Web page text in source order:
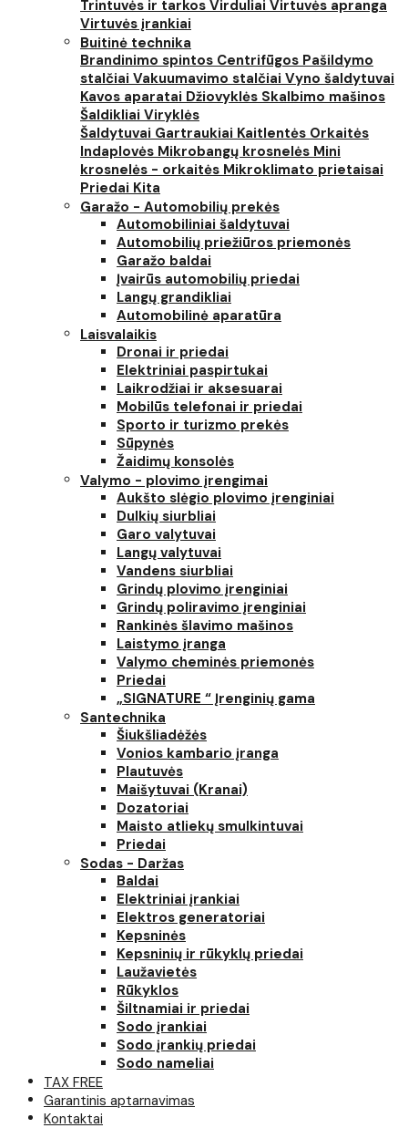
Trintuvės ir tarkos Virduliai Virtuvės apranga
Virtuvės įrankiai
Buitinė technika
Brandinimo spintos Centrifūgos Pašildymo
stalčiai Vakuumavimo stalčiai Vyno šaldytuvai
Kavos aparatai Džiovyklės Skalbimo mašinos
Šaldikliai Viryklės
Šaldytuvai Gartraukiai Kaitlentės Orkaitės
Indaplovės Mikrobangų krosnelės Mini
krosnelės - orkaitės Mikroklimato prietaisai
Priedai Kita
Garažo - Automobilių prekės
Automobiliniai šaldytuvai
Automobilių priežiūros priemonės
Garažo baldai
Įvairūs automobilių priedai
Langų grandikliai
Automobilinė aparatūra
Laisvalaikis
Dronai ir priedai
Elektriniai paspirtukai
Laikrodžiai ir aksesuarai
Mobilūs telefonai ir priedai
Sporto ir turizmo prekės
Sūpynės
Žaidimų konsolės
Valymo - plovimo įrengimai
Aukšto slėgio plovimo įrenginiai
Dulkių siurbliai
Garo valytuvai
Langų valytuvai
Vandens siurbliai
Grindų plovimo įrenginiai
Grindų poliravimo įrenginiai
Rankinės šlavimo mašinos
Laistymo įranga
Valymo cheminės priemonės
Priedai
„SIGNATURE “ Įrenginių gama
Santechnika
Šiukšliadėžės
Vonios kambario įranga
Plautuvės
Maišytuvai (Kranai)
Dozatoriai
Maisto atliekų smulkintuvai
Priedai
Sodas - Daržas
Baldai
Elektriniai įrankiai
Elektros generatoriai
Kepsninės
Kepsninių ir rūkyklų priedai
Laužavietės
Rūkyklos
Šiltnamiai ir priedai
Sodo įrankiai
Sodo įrankių priedai
Sodo nameliai
TAX FREE
Garantinis aptarnavimas
Kontaktai